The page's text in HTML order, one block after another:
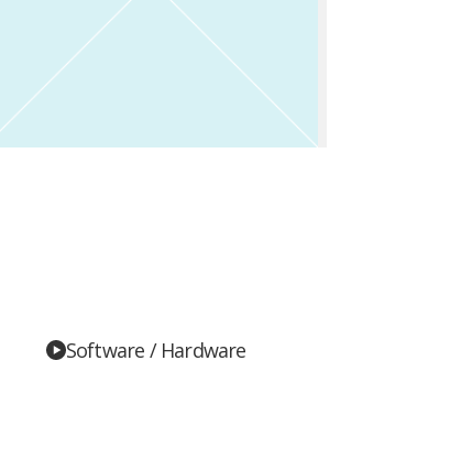
Software / Hardware